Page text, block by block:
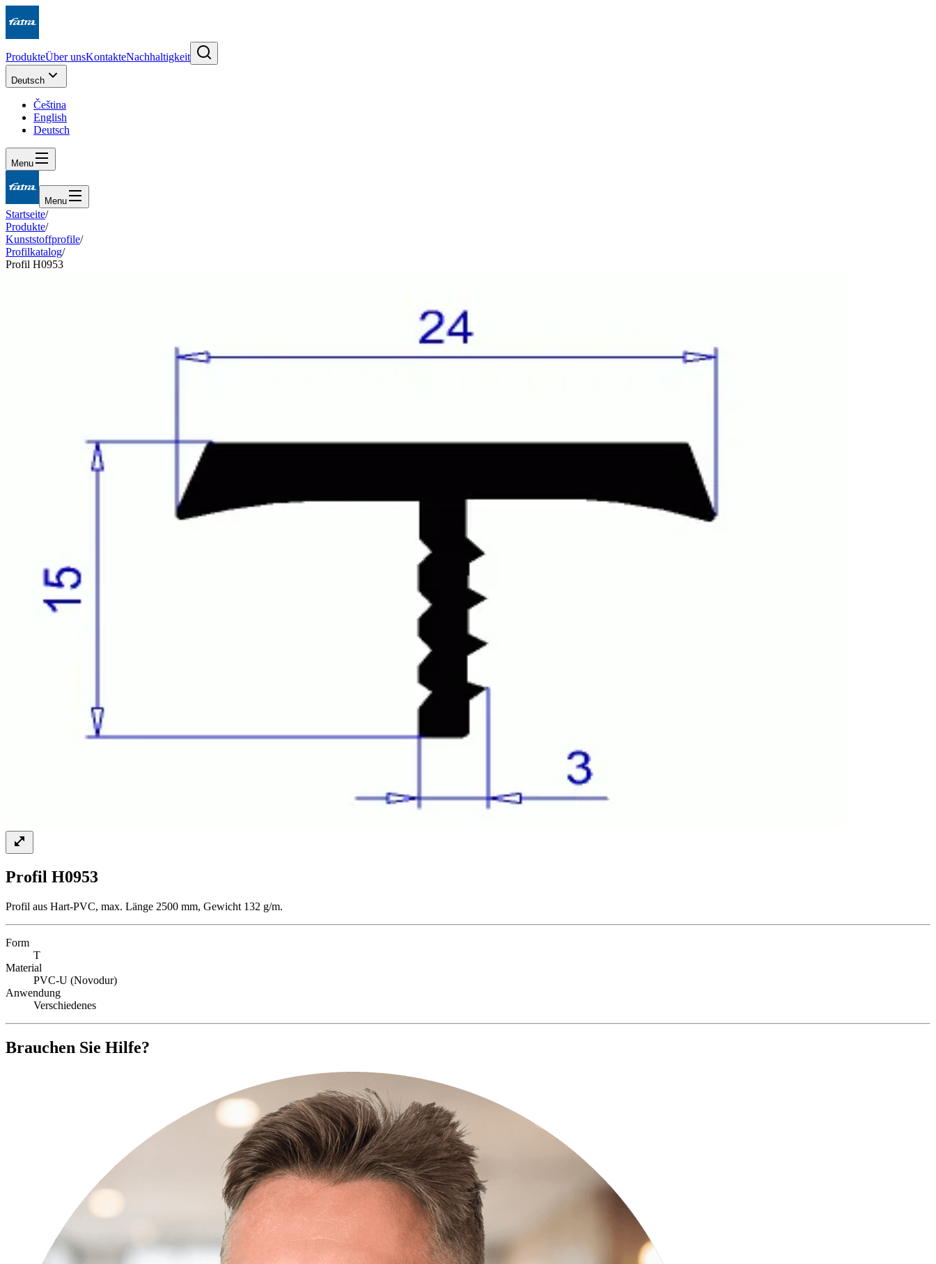
ProdukteÜber unsKontakteNachhaltigkeit
Deutsch
Čeština
English
Deutsch
Menu
Menu
Startseite/
Produkte/
Kunststoffprofile/
Profilkatalog/
Profil H0953
Profil H0953
Profil aus Hart-PVC, max. Länge 2500 mm, Gewicht 132 g/m.
Form
T
Material
PVC-U (Novodur)
Anwendung
Verschiedenes
Brauchen Sie Hilfe?